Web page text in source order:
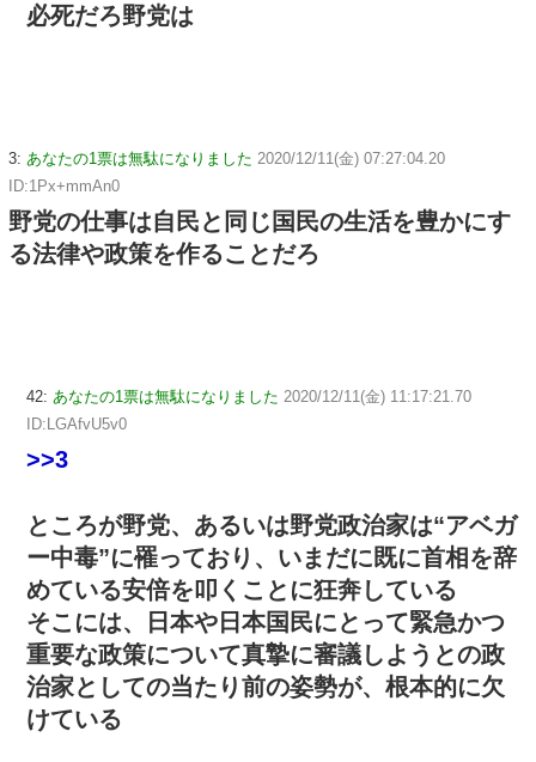
必死だろ野党は
3: あなたの1票は無駄になりました 2020/12/11(金) 07:27:04.20
ID:1Px+mmAn0
野党の仕事は自民と同じ国民の生活を豊かにす
る法律や政策を作ることだろ
42: あなたの1票は無駄になりました 2020/12/11(金) 11:17:21.70
ID:LGAfvU5v0
>>3
ところが野党、あるいは野党政治家は“アベガ
ー中毒”に罹っており、いまだに既に首相を辞
めている安倍を叩くことに狂奔している
そこには、日本や日本国民にとって緊急かつ
重要な政策について真摯に審議しようとの政
治家としての当たり前の姿勢が、根本的に欠
けている